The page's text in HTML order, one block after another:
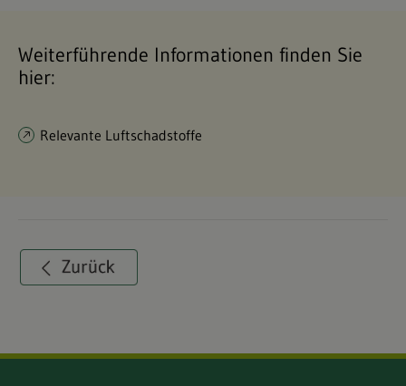
Weiterführende Informationen finden Sie
hier:
Relevante Luftschadstoffe